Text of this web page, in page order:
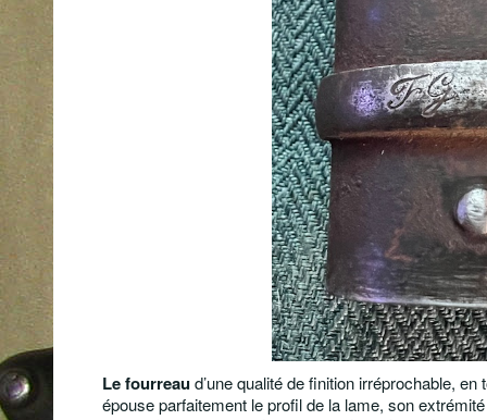
Le fourreaud’une qualité de finition irréprochable,
épouse parfaitement le profil de la lame, son